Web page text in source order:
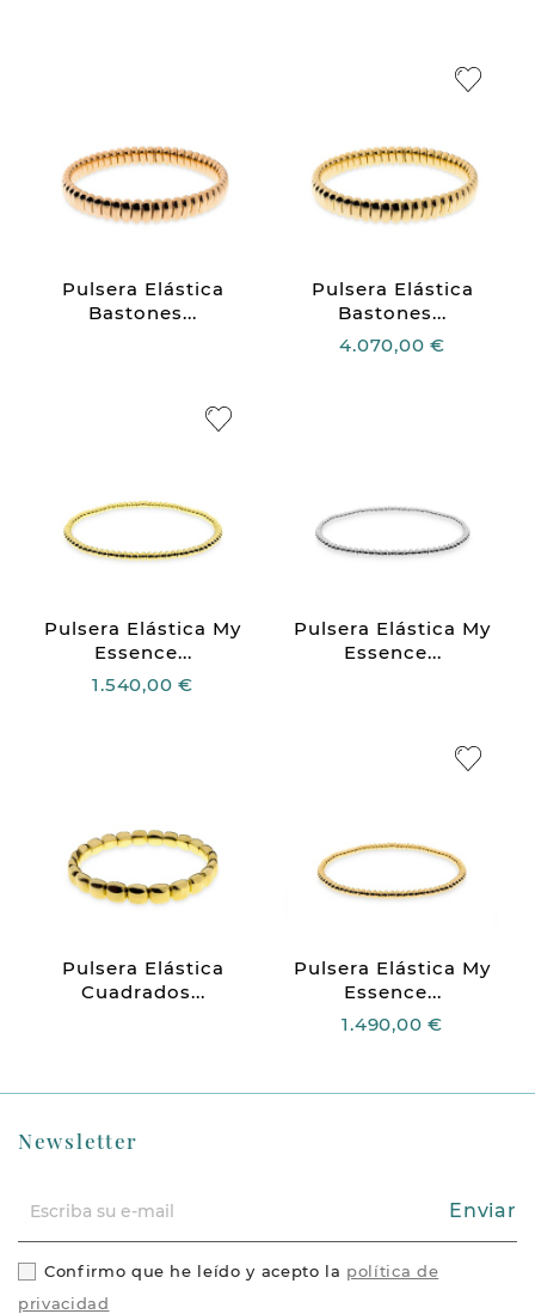
Pulsera Elástica
Bastones...
Pulsera Elástica
Bastones...
4.070,00 €
Pulsera Elástica My
Essence...
1.540,00 €
Pulsera Elástica My
Essence...
Pulsera Elástica
Cuadrados...
Pulsera Elástica My
Essence...
1.490,00 €
Newsletter
Enviar
Confirmo que he leído y acepto la política de
privacidad